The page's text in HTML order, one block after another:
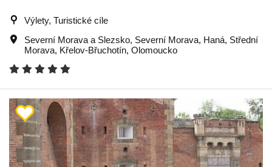
Výlety, Turistické cíle
Severní Morava a Slezsko, Severní Morava, Haná, Střední
Morava, Křelov-Břuchotín, Olomoucko